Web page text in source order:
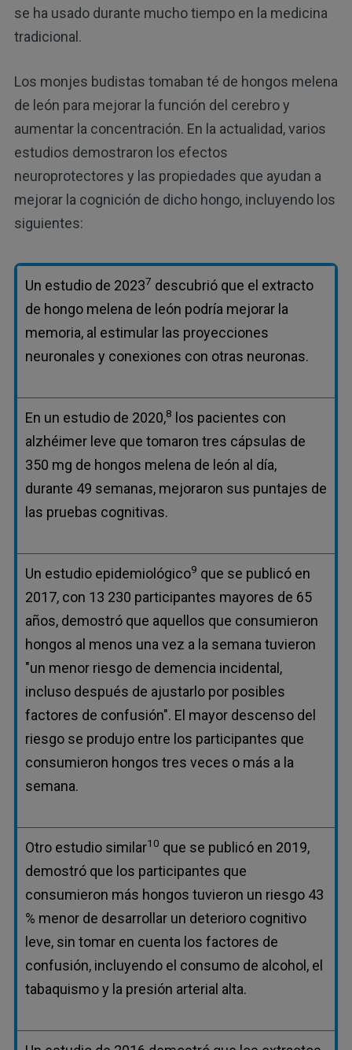
se ha usado durante mucho tiempo en la medicina
tradicional.
Los monjes budistas tomaban té de hongos melena
de león para mejorar la función del cerebro y
aumentar la concentración. En la actualidad, varios
estudios demostraron los efectos
neuroprotectores y las propiedades que ayudan a
mejorar la cognición de dicho hongo, incluyendo los
siguientes:
Un estudio de 20237 descubrió que el extracto
de hongo melena de león podría mejorar la
memoria, al estimular las proyecciones
neuronales y conexiones con otras neuronas.
En un estudio de 2020,8 los pacientes con
alzhéimer leve que tomaron tres cápsulas de
350 mg de hongos melena de león al día,
durante 49 semanas, mejoraron sus puntajes de
las pruebas cognitivas.
Un estudio epidemiológico9 que se publicó en
2017, con 13 230 participantes mayores de 65
años, demostró que aquellos que consumieron
hongos al menos una vez a la semana tuvieron
"un menor riesgo de demencia incidental,
incluso después de ajustarlo por posibles
factores de confusión". El mayor descenso del
riesgo se produjo entre los participantes que
consumieron hongos tres veces o más a la
semana.
Otro estudio similar10 que se publicó en 2019,
demostró que los participantes que
consumieron más hongos tuvieron un riesgo 43
% menor de desarrollar un deterioro cognitivo
leve, sin tomar en cuenta los factores de
confusión, incluyendo el consumo de alcohol, el
tabaquismo y la presión arterial alta.